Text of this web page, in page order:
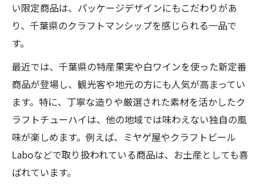
い限定商品は、パッケージデザインにもこだわりがあ
り、千葉県のクラフトマンシップを感じられる一品で
す。
最近では、千葉県の特産果実や白ワインを使った新定番
商品が登場し、観光客や地元の方にも人気が高まってい
ます。特に、丁寧な造りや厳選された素材を活かしたク
ラフトチューハイは、他の地域では味わえない独自の風
味が楽しめます。例えば、ミヤゲ屋やクラフトビール
Laboなどで取り扱われている商品は、お土産としても喜
ばれています。